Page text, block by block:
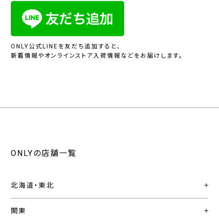
ONLY公式LINEを友だち追加すると、
新着情報やオンラインストア入荷情報などをお届けします。
ONLYの店舗一覧
北海道・東北
関東